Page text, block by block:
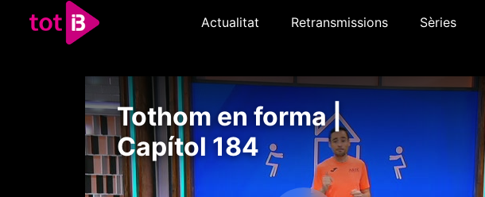
Actualitat Retransmissions Sèries
Tothom en forma |
Capítol 184